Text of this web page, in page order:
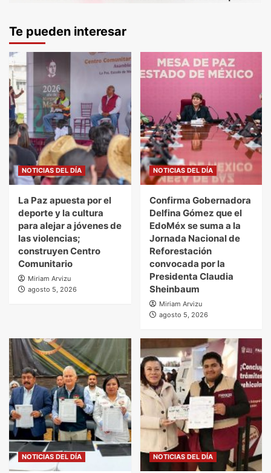
Te pueden interesar
NOTICIAS DEL DÍA
La Paz apuesta por el
deporte y la cultura
para alejar a jóvenes de
las violencias;
construyen Centro
Comunitario
Miriam Arvizu
agosto 5, 2026
NOTICIAS DEL DÍA
Confirma Gobernadora
Delfina Gómez que el
EdoMéx se suma a la
Jornada Nacional de
Reforestación
convocada por la
Presidenta Claudia
Sheinbaum
Miriam Arvizu
agosto 5, 2026
NOTICIAS DEL DÍA NOTICIAS DEL DÍA